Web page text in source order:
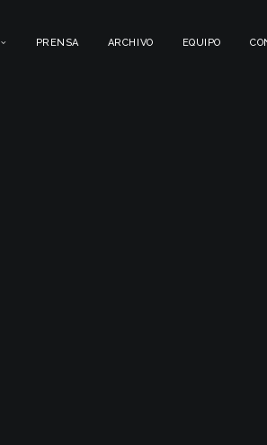
PRENSA ARCHIVO EQUIPO